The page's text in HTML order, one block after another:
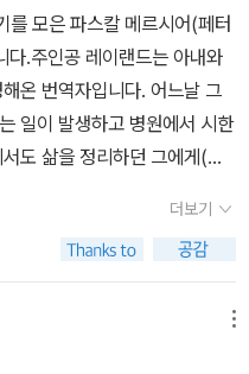
기다가 자기 사진을 들여다봤
리아 트리에스테의 개인 서재
의 사진이었지만, 이제는 가
다. (p. 7)마치 모든 게 처음
다 안다는 것처럼 고개를 끄
되어버린 것들까지도…. 마음에
도를 줄이는 자동차처럼 빠
반복해야만 했고, 그 덕분에
할 수 있었다. 물론 주인공 레
지 읽었는지 남은 부분의 두
를 모은 파스칼 메르시어(페터
.주인공 레이랜드는 아내와
온 번역자입니다. 어느날 그
일이 발생하고 병원에서 시한
도 삶을 정리하던 그에게(심
로 가서 죽은 삼촌이 남긴 '너
니다.레이랜드는 어린 시절
의 모든 언어를 배우겠다는
고 실제로 많은 언어를 배우
다. 그만큼 그는 언어에 대해
더보기